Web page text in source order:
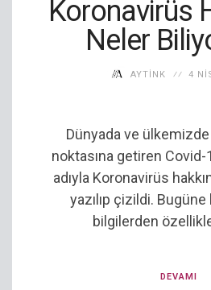
Koronavirüs
Neler
AYTINK 4
Dünyada ve
noktasına getiren
adıyla Koronavirüs
yazılıp çizildi. Bugüne
bilgilerden
DEVAMI